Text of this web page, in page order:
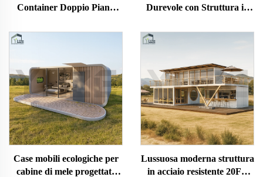
Container Doppio Piano
Bar in vendita
Durevole con Struttura in
Residenziale su Due Livelli
con 3 Camere da Letto,
Australia
Case mobili ecologiche per
cabine di mele progettate
Lussuosa moderna struttura
in acciaio resistente 20FT